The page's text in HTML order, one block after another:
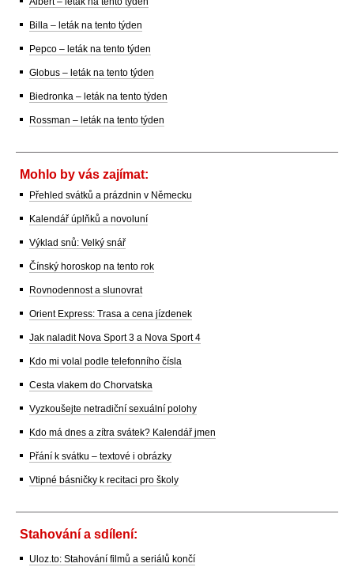
Billa – leták na tento týden
Pepco – leták na tento týden
Globus – leták na tento týden
Biedronka – leták na tento týden
Rossman – leták na tento týden
Mohlo by vás zajímat:
Přehled svátků a prázdnin v Německu
Kalendář úplňků a novoluní
Výklad snů: Velký snář
Čínský horoskop na tento rok
Rovnodennost a slunovrat
Orient Express: Trasa a cena jízdenek
Jak naladit Nova Sport 3 a Nova Sport 4
Kdo mi volal podle telefonního čísla
Cesta vlakem do Chorvatska
Vyzkoušejte netradiční sexuální polohy
Kdo má dnes a zítra svátek? Kalendář jmen
Přání k svátku – textové i obrázky
Vtipné básničky k recitaci pro školy
Stahování a sdílení:
Uloz.to: Stahování filmů a seriálů končí